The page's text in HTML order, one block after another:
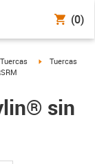
(0)
icon-arrow-right
Tuercas igus-icon-
Tuercas
sin